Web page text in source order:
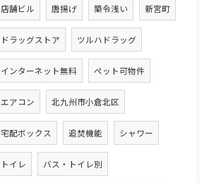
店舗ビル 唐揚げ 築令浅い 新宮町
ドラッグストア ツルハドラッグ
インターネット無料 ペット可物件
エアコン 北九州市小倉北区
宅配ボックス 追焚機能 シャワー
トイレ バス・トイレ別